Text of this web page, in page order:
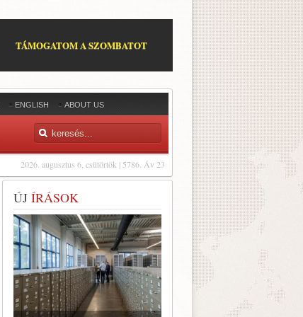
TÁMOGATOM A SZOMBATOT
ENGLISH ABOUT US
2026. augusztus 6, csütörtök | 5786. Áv 23
ÚJ ÍRÁSOK